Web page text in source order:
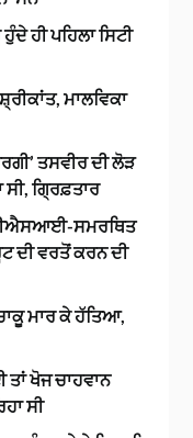
ਹੀ ਪਹਿਲਾ ਸਿਟੀ
ਮਾਲਵਿਕਾ
ਤਸਵੀਰ ਦੀ ਲੋੜ
ਗ੍ਰਿਫ਼ਤਾਰ
ਸਮਰਥਿਤ
ਦੀ ਵਰਤੋਂ ਕਰਨ ਦੀ
ਮਾਰ ਕੇ ਹੱਤਿਆ,
ਖੋਜ ਚਾਹਵਾਨ
ਸੀ